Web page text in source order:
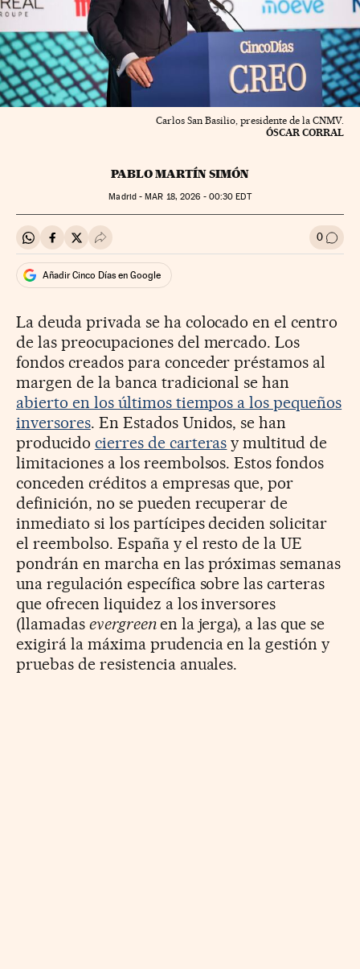
Carlos San Basilio, presidente de la CNMV.
ÓSCAR CORRAL
PABLO MARTÍN SIMÓN
Madrid - MAR 18, 2026 - 00:30 EDT
Compartir en Whatsapp
Compartir en Facebook
Compartir en Twitter
Desplegar Redes Sociales 0 Ir a
Añadir Cinco Días en Google
La deuda privada se ha colocado en el centro
de las preocupaciones del mercado. Los
fondos creados para conceder préstamos al
margen de la banca tradicional se han
abierto en los últimos tiempos a los pequeños
inversores. En Estados Unidos, se han
producido cierres de carteras y multitud de
limitaciones a los reembolsos. Estos fondos
conceden créditos a empresas que, por
definición, no se pueden recuperar de
inmediato si los partícipes deciden solicitar
el reembolso. España y el resto de la UE
pondrán en marcha en las próximas semanas
una regulación específica sobre las carteras
que ofrecen liquidez a los inversores
(llamadas evergreenen la jerga), a las que se
exigirá la máxima prudencia en la gestión y
pruebas de resistencia anuales.